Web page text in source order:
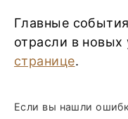
Главные
отрасли в
странице.
Если вы нашли